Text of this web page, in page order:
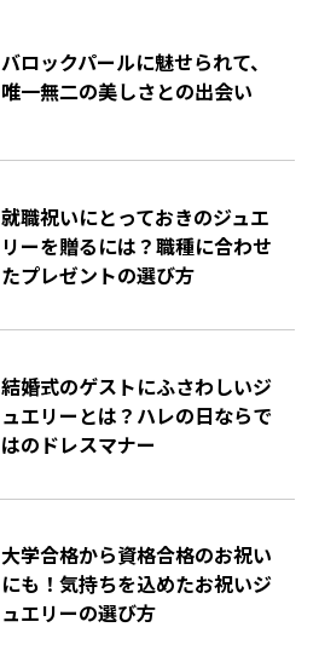
バロックパールに魅せられて、
唯一無二の美しさとの出会い
就職祝いにとっておきのジュエ
リーを贈るには？職種に合わせ
たプレゼントの選び方
結婚式のゲストにふさわしいジ
ュエリーとは？ハレの日ならで
はのドレスマナー
大学合格から資格合格のお祝い
にも！気持ちを込めたお祝いジ
ュエリーの選び方